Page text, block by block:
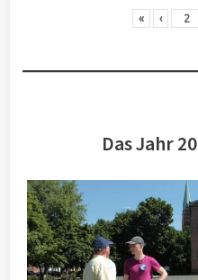
« ‹
Das Jahr